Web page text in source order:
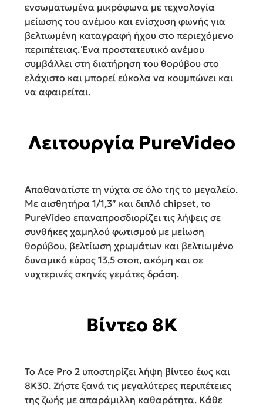
ενσωματωμένα μικρόφωνα με τεχνολογία
μείωσης του ανέμου και ενίσχυση φωνής για
βελτιωμένη καταγραφή ήχου στο περιεχόμενο
περιπέτειας. Ένα προστατευτικό ανέμου
συμβάλλει στη διατήρηση του θορύβου στο
ελάχιστο και μπορεί εύκολα να κουμπώνει και
να αφαιρείται.
Λειτουργία PureVideo
Απαθανατίστε τη νύχτα σε όλο της το μεγαλείο.
Με αισθητήρα 1/1,3″ και διπλό chipset, το
PureVideo επαναπροσδιορίζει τις λήψεις σε
συνθήκες χαμηλού φωτισμού με μείωση
θορύβου, βελτίωση χρωμάτων και βελτιωμένο
δυναμικό εύρος 13,5 στοπ, ακόμη και σε
νυχτερινές σκηνές γεμάτες δράση.
Βίντεο 8K
Το Ace Pro 2 υποστηρίζει λήψη βίντεο έως και
8K30. Ζήστε ξανά τις μεγαλύτερες περιπέτειες
της ζωής με απαράμιλλη καθαρότητα. Κάθε